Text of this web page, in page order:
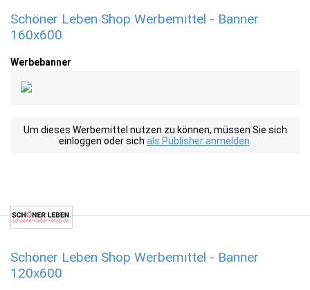
Schöner Leben Shop Werbemittel - Banner
160x600
Werbebanner
Um dieses Werbemittel nutzen zu können, müssen Sie sich
einloggen oder sich als Publisher anmelden
Schöner Leben Shop Werbemittel - Banner
120x600